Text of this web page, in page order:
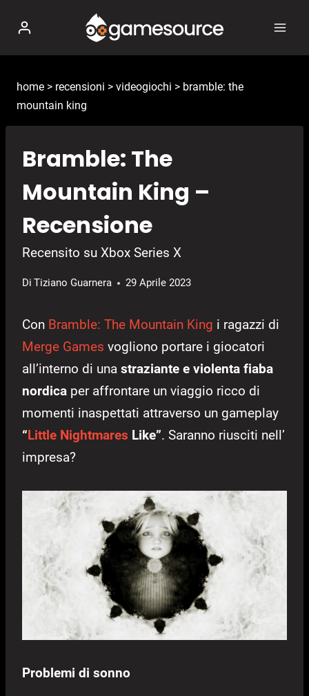
contenuto
home > recensioni > videogiochi > bramble: the
mountain king
Bramble: The
Mountain King –
Recensione
Recensito su Xbox Series X
Di Tiziano Guarnera 29 Aprile 2023
Con Bramble: The Mountain King i ragazzi di
Merge Games vogliono portare i giocatori
all’interno di una straziante e violenta fiaba
nordica per affrontare un viaggio ricco di
momenti inaspettati attraverso un gameplay
“Little Nightmares Like”. Saranno riusciti nell’
impresa?
Problemi di sonno